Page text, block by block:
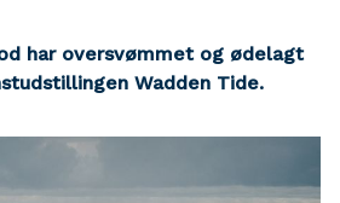
har oversvømmet og ødelagt
Wadden Tide.